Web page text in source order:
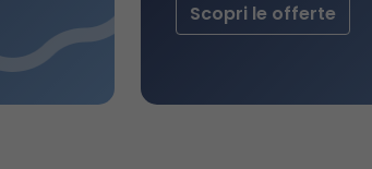
Scopri le offerte